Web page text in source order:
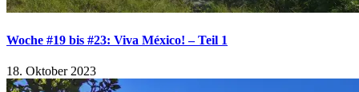
Woche #19 bis #23: Viva México! – Teil 1
18. Oktober 2023